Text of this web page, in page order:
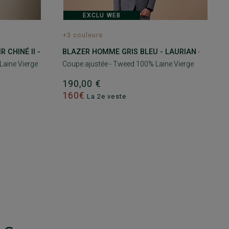
CHINÉ II -
Vierge
EXCLU WEB
+3 couleurs
BLAZER HOMME GRIS BLEU - LAURIAN -
Coupe ajustée - Tweed 100% Laine Vierge
190,00 €
160€ La 2e veste